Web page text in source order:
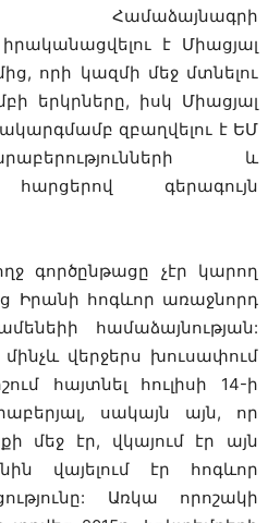
Համաձայնագրի
իրականացվելու է Միացյալ
որի կազմի մեջ մտնելու
երկրները, իսկ Միացյալ
զբաղվելու է ԵՄ
և
գերագույն
գործընթացը չէր կարող
Իրանի հոգևոր առաջնորդ
համաձայնության:
վերջերս խուսափում
հայտնել հուլիսի 14-ի
սակայն այն, որ
մեջ էր, վկայում էր այն
վայելում էր հոգևոր
Առկա որոշակի